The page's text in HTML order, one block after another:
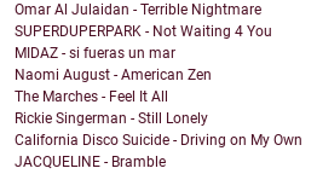
Omar Al Julaidan - Terrible Nightmare
SUPERDUPERPARK - Not Waiting 4 You
MIDAZ - si fueras un mar
Naomi August - American Zen
The Marches - Feel It All
Rickie Singerman - Still Lonely
California Disco Suicide - Driving on My Own
JACQUELINE - Bramble